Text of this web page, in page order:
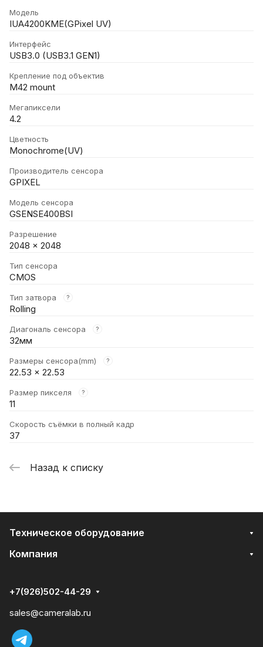
Модель
IUA4200KME(GPixel UV)
Интерфейс
USB3.0 (USB3.1 GEN1)
Крепление под объектив
M42 mount
Мегапиксели
4.2
Цветность
Monochrome(UV)
Производитель сенсора
GPIXEL
Модель сенсора
GSENSE400BSI
Разрешение
2048 × 2048
Тип сенсора
CMOS
Тип затвора ?
Rolling
Диагональ сенсора ?
32мм
Размеры сенсора(mm) ?
22.53 × 22.53
Размер пикселя ?
11
Скорость съёмки в полный кадр
37
Назад к списку
Техническое оборудование
Компания
+7(926)502-44-29
sales@cameralab.ru